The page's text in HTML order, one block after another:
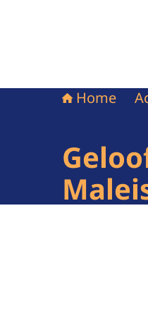
Home